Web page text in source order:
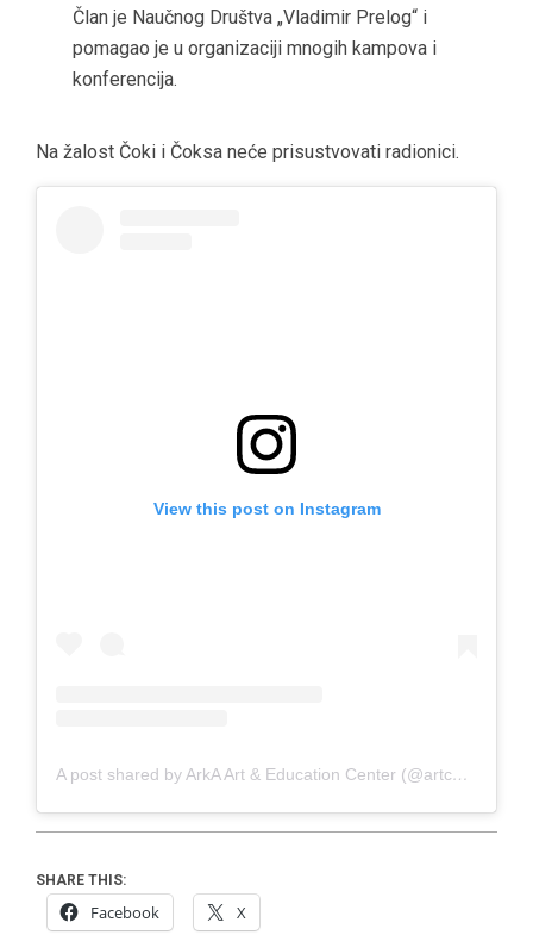
Član je Naučnog Društva „Vladimir Prelog“ i
pomagao je u organizaciji mnogih kampova i
konferencija.
Na žalost Čoki i Čoksa neće prisustvovati radionici.
View this post on Instagram
A post shared by ArkA Art & Education Center (@artcenterarka)
SHARE THIS:
Facebook X